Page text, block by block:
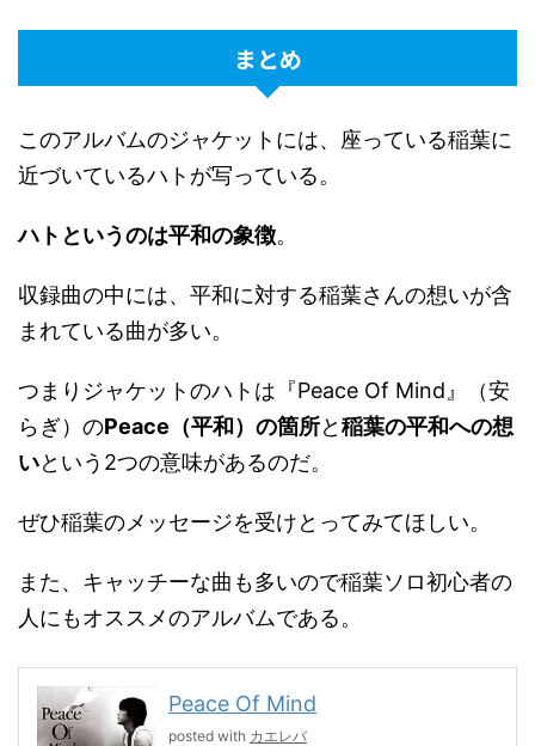
まとめ
このアルバムのジャケットには、座っている稲葉に
近づいているハトが写っている。
ハトというのは平和の象徴。
収録曲の中には、平和に対する稲葉さんの想いが含
まれている曲が多い。
つまりジャケットのハトは『Peace Of Mind』（安
らぎ）のPeace（平和）の箇所と稲葉の平和への想
いという2つの意味があるのだ。
ぜひ稲葉のメッセージを受けとってみてほしい。
また、キャッチーな曲も多いので稲葉ソロ初心者の
人にもオススメのアルバムである。
Peace Of Mind
posted with カエレバ